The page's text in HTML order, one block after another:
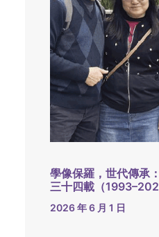
學像保羅，世代傳承
三十四載（
2026 年 6 月 1 日